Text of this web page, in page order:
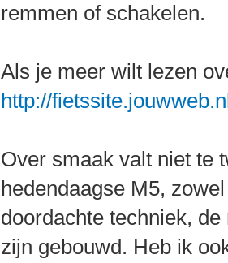
remmen of schakelen.
Als je meer wilt lezen
http://
Over smaak valt niet te
hedendaagse M5,
doordachte techniek,
zijn gebouwd. Heb ik